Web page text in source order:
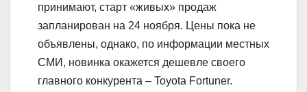
принимают, старт «живых» продаж
запланирован на 24 ноября. Цены пока не
объявлены, однако, по информации местных
СМИ, новинка окажется дешевле своего
главного конкурента – Toyota Fortuner.